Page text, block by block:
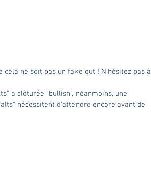
ne soit pas un fake out ! N'hésitez pas à
a clôturée "bullish", néanmoins, une
nécessitent d'attendre encore avant de